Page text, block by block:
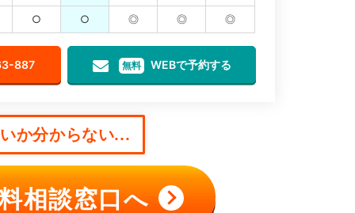
○ ○ ◎ ◎ ◎
887 無料 WEBで予約する
か分からない...
相談窓口へ